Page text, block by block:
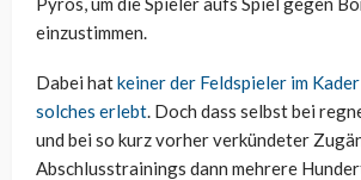
einzustimmen.
Dabei hatkeiner der Feldspieler im
solches erlebt. Doch dass selbst bei
und bei so kurz vorher verkündeter
Abschlusstrainings dann mehrere